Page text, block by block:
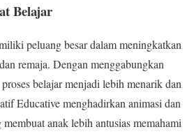
Belajar
peluang besar dalam meningkatkan
remaja. Dengan menggabungkan
belajar menjadi lebih menarik dan
Educative menghadirkan animasi dan
anak lebih antusias memahami